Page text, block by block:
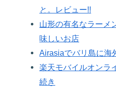
と。レビュー!!
山形の有名なラーメ
味しいお店
Airasiaでバリ島に海
楽天モバイルオンラ
続き